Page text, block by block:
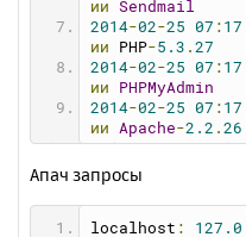
stext =0
sbrowser 0
email =0
vdisk=W
selfhosts=
webdir = "domains"
browser=""
filebrowser
sfilebrowser=0
memcache= 0
ии Sendmail
2014-02-25 07 : 17
ии PHP-5.3 . 27
2014-02-25 07 : 17
ии
PHPMyAdmin
2014-02-25 07 : 17
ии Apache-2.2 . 26
2014-02-25 07:17
2014- 02
2014
рвера
2014-02-25 07: 17
Апач запросы
localhost : 127.0